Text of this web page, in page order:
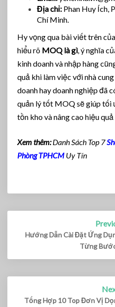
Địa chỉ: Phan Huy Ích,
Chí Minh.
Hy vọng qua bài viết trên của
hiểu rõ MOQ là gì, ý nghĩa
kinh doanh và nhập hàng
quả khi làm việc với nhà
doanh hay doanh nghiệp đã
quản lý tốt MOQ sẽ giúp tối
tồn kho và nâng cao hiệu
Xem thêm:Danh Sách Top 7
Phòng TPHCM Uy Tín
navigation
Hướng Dẫn Cài Đặt Ứng
Từng
Tổng Hợp 10 Top Đơn Vị